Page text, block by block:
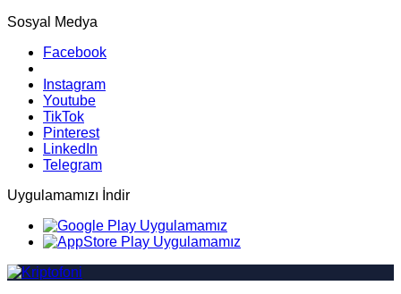
Sosyal Medya
Facebook
Instagram
Youtube
TikTok
Pinterest
LinkedIn
Telegram
Uygulamamızı İndir